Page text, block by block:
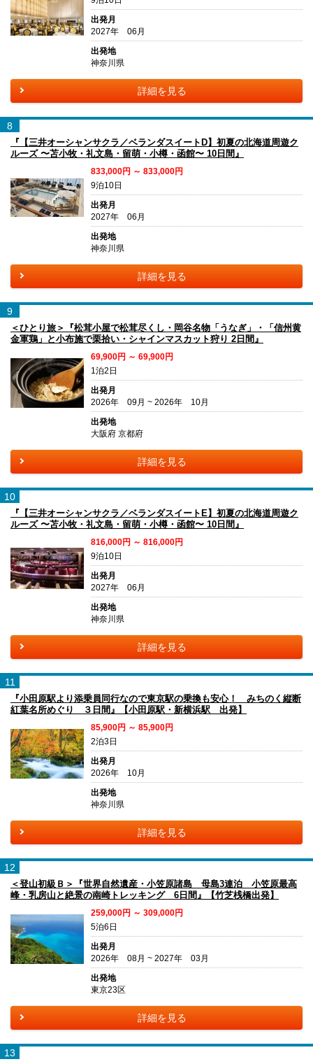
出発月
2027年 06月
出発地
神奈川県
詳細を見る
8
『【三井オーシャンサクラ／ベランダスイートD】初夏の北海道周遊ク
ルーズ 〜苫小牧・礼文島・留萌・小樽・函館〜 10日間』
833,000円 ～ 833,000円
9泊10日
出発月
2027年 06月
出発地
神奈川県
詳細を見る
9
＜ひとり旅＞『松茸小屋で松茸尽くし・岡谷名物「うなぎ」・「信州黄
金軍鶏」と小布施で栗拾い・シャインマスカット狩り 2日間』
69,900円 ～ 69,900円
1泊2日
出発月
2026年 09月 ~ 2026年 10月
出発地
大阪府 京都府
詳細を見る
10
『【三井オーシャンサクラ／ベランダスイートE】初夏の北海道周遊ク
ルーズ 〜苫小牧・礼文島・留萌・小樽・函館〜 10日間』
816,000円 ～ 816,000円
9泊10日
出発月
2027年 06月
出発地
神奈川県
詳細を見る
11
『小田原駅より添乗員同行なので東京駅の乗換も安心！ みちのく縦断
紅葉名所めぐり ３日間』【小田原駅・新横浜駅 出発】
85,900円 ～ 85,900円
2泊3日
出発月
2026年 10月
出発地
神奈川県
詳細を見る
12
＜登山初級Ｂ＞『世界自然遺産・小笠原諸島 母島3連泊 小笠原最高
峰・乳房山と絶景の南崎トレッキング 6日間』【竹芝桟橋出発】
259,000円 ～ 309,000円
5泊6日
出発月
2026年 08月 ~ 2027年 03月
出発地
東京23区
詳細を見る
13